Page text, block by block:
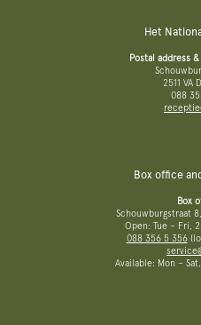
Het
Postal address
2511 VA
088
Box office
Box
Schouwburgstraat
Open: Tue – Fri,
088 356 5 356
Available: Mon –